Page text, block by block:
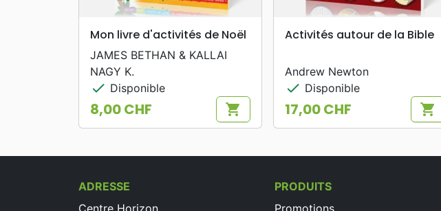
search APERÇU RAPIDE
Mon livre d'activités de Noël
JAMES BETHAN & KALLAI
NAGY K.
check Disponible
Prix
8,00 CHF shopping_cart
search APERÇU RAPIDE
Activités autour de la Bible
Andrew Newton
check Disponible
Prix
17,00 CHF shopping_cart
ADRESSE
Centre Horizon
PRODUITS
Promotions